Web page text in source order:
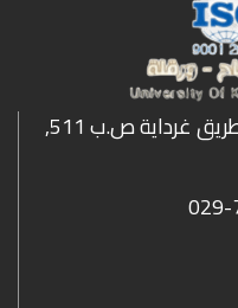
جامعة قاصدي مرباح ورقلة طريق غرداية ص.ب 511,